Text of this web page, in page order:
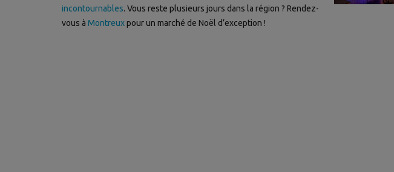
incontournables. Vous reste plusieurs jours dans la région ? Rendez-
vous à Montreuxpour un marché de Noël d’exception !